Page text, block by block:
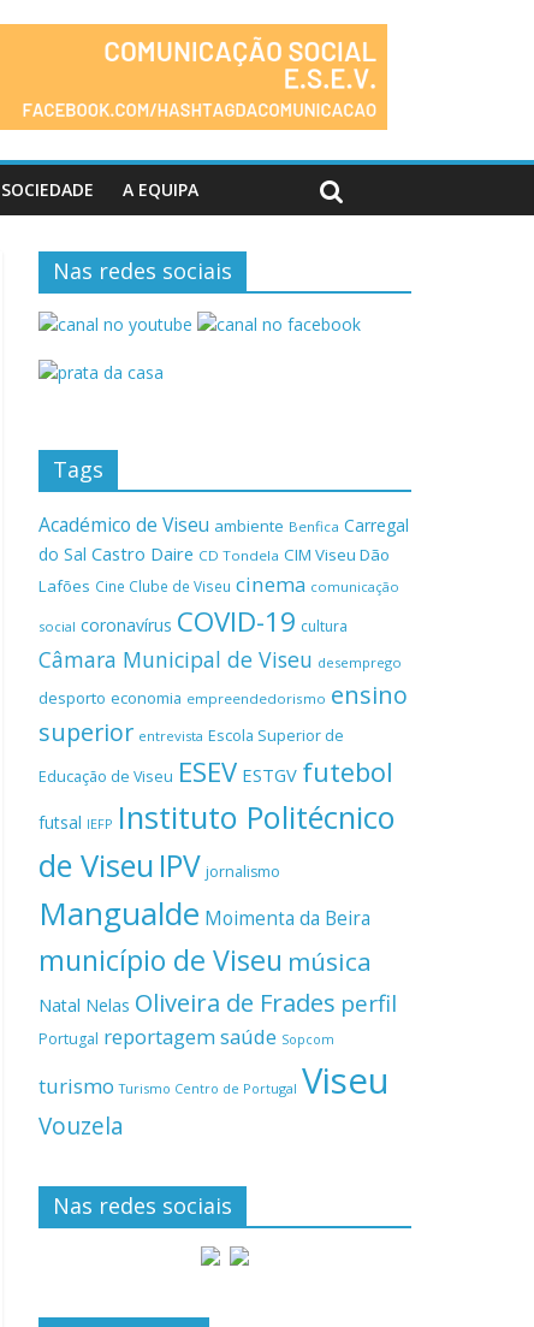
SOCIEDADE A EQUIPA
Nas redes sociais
Tags
Académico de Viseu ambiente Benfica Carregal
do Sal Castro Daire CD Tondela CIM Viseu Dão
Lafões Cine Clube de Viseu cinema comunicação
social coronavírus COVID-19 cultura
Câmara Municipal de Viseu desemprego
desporto economia empreendedorismo ensino
superior entrevista Escola Superior de
Educação de Viseu ESEV ESTGV futebol
futsal IEFP Instituto Politécnico
de Viseu IPV jornalismo
Mangualde Moimenta da Beira
município de Viseu música
Natal Nelas Oliveira de Frades perfil
Portugal reportagemsaúde Sopcom
turismo Turismo Centro de Portugal Viseu
Vouzela
Nas redes sociais